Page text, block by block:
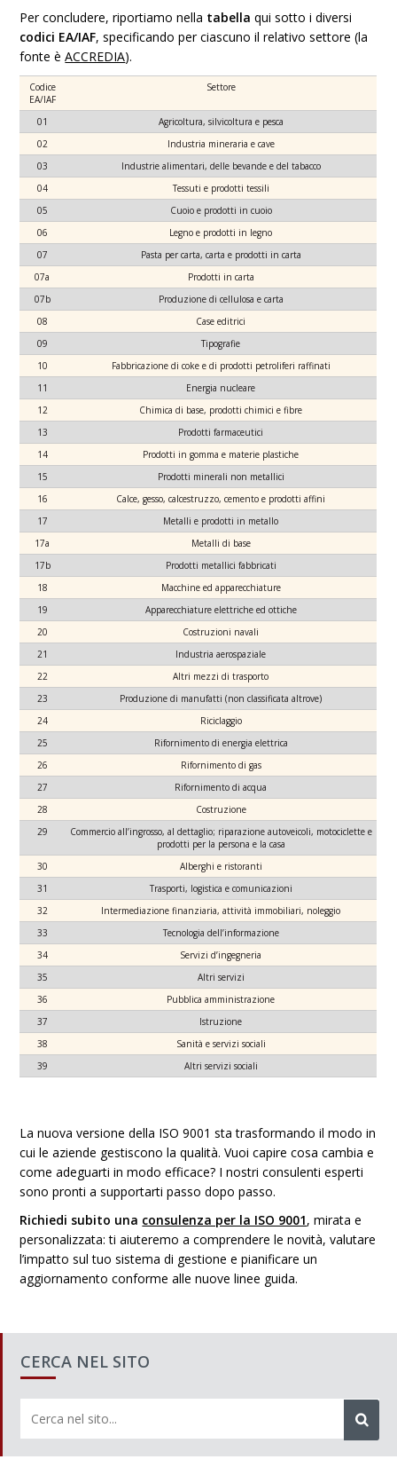
Per concludere, riportiamo nella tabella qui sotto i diversi
codici EA/IAF, specificando per ciascuno il relativo settore (la
fonte èACCREDIA).
Codice
EA/IAF
Settore
01
Agricoltura, silvicoltura e pesca
02
Industria mineraria e cave
03
Industrie alimentari, delle bevande e del tabacco
04
Tessuti e prodotti tessili
05
Cuoio e prodotti in cuoio
06
Legno e prodotti in legno
07
Pasta per carta, carta e prodotti in carta
07a
Prodotti in carta
07b
Produzione di cellulosa e carta
08
Case editrici
09
Tipografie
10
Fabbricazione di coke e di prodotti petroliferi raffinati
11
Energia nucleare
12
Chimica di base, prodotti chimici e fibre
13
Prodotti farmaceutici
14
Prodotti in gomma e materie plastiche
15
Prodotti minerali non metallici
16
Calce, gesso, calcestruzzo, cemento e prodotti affini
17
Metalli e prodotti in metallo
17a
Metalli di base
17b
Prodotti metallici fabbricati
18
Macchine ed apparecchiature
19
Apparecchiature elettriche ed ottiche
20
Costruzioni navali
21
Industria aerospaziale
22
Altri mezzi di trasporto
23
Produzione di manufatti (non classificata altrove)
24
Riciclaggio
25
Rifornimento di energia elettrica
26
Rifornimento di gas
27
Rifornimento di acqua
28
Costruzione
29
Commercio all’ingrosso, al dettaglio; riparazione autoveicoli, motociclette e
prodotti per la persona e la casa
30
Alberghi e ristoranti
31
Trasporti, logistica e comunicazioni
32
Intermediazione finanziaria, attività immobiliari, noleggio
33
Tecnologia dell’informazione
34
Servizi d’ingegneria
35
Altri servizi
36
Pubblica amministrazione
37
Istruzione
38
Sanità e servizi sociali
39
Altri servizi sociali
La nuova versione della ISO 9001 sta trasformando il modo in
cui le aziende gestiscono la qualità. Vuoi capire cosa cambia e
come adeguarti in modo efficace? I nostri consulenti esperti
sono pronti a supportarti passo dopo passo.
Richiedi subito una consulenza per la ISO 9001, mirata e
personalizzata: ti aiuteremo a comprendere le novità, valutare
l’impatto sul tuo sistema di gestione e pianificare un
aggiornamento conforme alle nuove linee guida.
CERCA NEL SITO